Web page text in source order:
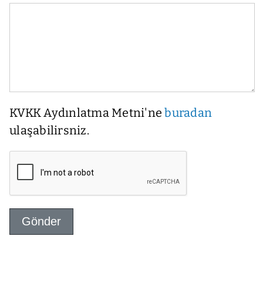
KVKK Aydınlatma Metni'neburadan
ulaşabilirsniz.
Gönder